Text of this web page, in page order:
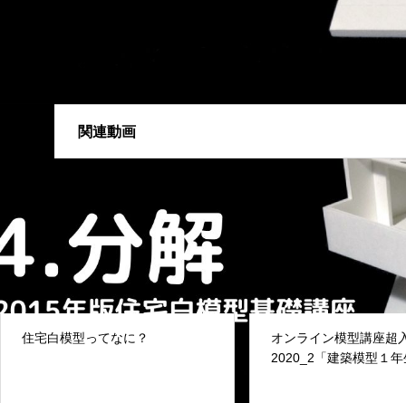
関連動画
住宅白模型ってなに？
オンライン模型講座超
2020_2「建築模型１